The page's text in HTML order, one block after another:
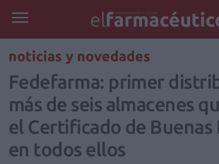
REGÍSTRATE
noticias y novedades
Fedefarma: primer
más de seis almacenes
el Certificado de Buenas
en todos ellos